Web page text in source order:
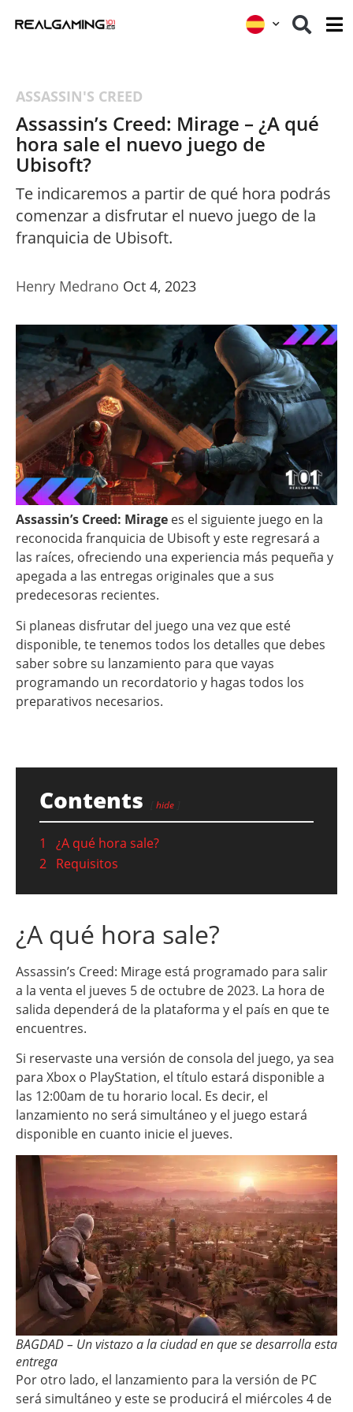
ASSASSIN'S CREED
Assassin’s Creed: Mirage – ¿A qué
hora sale el nuevo juego de
Ubisoft?
Te indicaremos a partir de qué hora podrás
comenzar a disfrutar el nuevo juego de la
franquicia de Ubisoft.
Henry Medrano Oct 4, 2023
Assassin’s Creed: Mirage es el siguiente juego en la
reconocida franquicia de Ubisoft y este regresará a
las raíces, ofreciendo una experiencia más pequeña y
apegada a las entregas originales que a sus
predecesoras recientes.
Si planeas disfrutar del juego una vez que esté
disponible, te tenemos todos los detalles que debes
saber sobre su lanzamiento para que vayas
programando un recordatorio y hagas todos los
preparativos necesarios.
Contents hide
1
¿A qué hora sale?
2 Requisitos
¿A qué hora sale?
Assassin’s Creed: Mirage está programado para salir
a la venta el jueves 5 de octubre de 2023. La hora de
salida dependerá de la plataforma y el país en que te
encuentres.
Si reservaste una versión de consola del juego, ya sea
para Xbox o PlayStation, el título estará disponible a
las 12:00am de tu horario local. Es decir, el
lanzamiento no será simultáneo y el juego estará
disponible en cuanto inicie el jueves.
BAGDAD – Un vistazo a la ciudad en que se desarrolla esta
entrega
Por otro lado, el lanzamiento para la versión de PC
será simultáneo y este se producirá el miércoles 4 de